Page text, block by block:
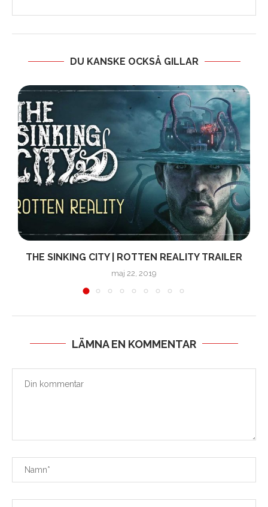
DU KANSKE OCKSÅ GILLAR
THE SINKING CITY | ROTTEN REALITY TRAILER
maj 22, 2019
LÄMNA EN KOMMENTAR